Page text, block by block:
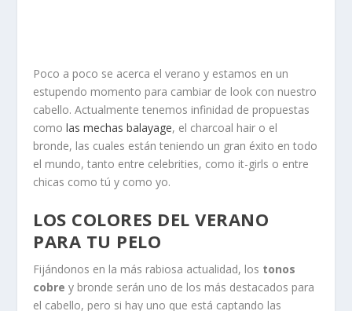
Poco a poco se acerca el verano y estamos en un
estupendo momento para cambiar de look con nuestro
cabello. Actualmente tenemos infinidad de propuestas
comolas mechas balayage, el charcoal hair o el
bronde, las cuales están teniendo un gran éxito en todo
el mundo, tanto entre celebrities, como it-girls o entre
chicas como tú y como yo.
LOS COLORES DEL VERANO
PARA TU PELO
Fijándonos en la más rabiosa actualidad, los tonos
cobre y bronde serán uno de los más destacados para
el cabello, pero si hay uno que está captando las